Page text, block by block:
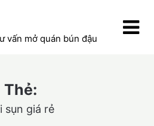
vấn mở quán bún đậu
Thẻ:
sụn giá rẻ